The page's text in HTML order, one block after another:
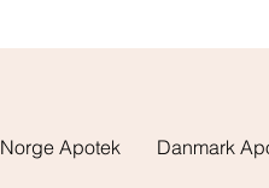
Norge Apotek Danmark